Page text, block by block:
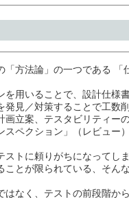
「方法論」の一つである 「
を用いることで、設計仕様
発見／対策することで工数
画立案、テスタビリティー
スペクション」（レビュー
ストに頼りがちになってし
ことが限られている、そん
はなく、テストの前段階か